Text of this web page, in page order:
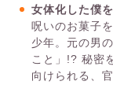
女体化した僕
呪いのお菓子
少年。元の男
こと」!? 秘密
向けられる、